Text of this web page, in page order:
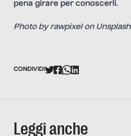
pena girare per conoscerli.
Photo byrawpixelon Unsplash
CONDIVIDI
Leggi anche